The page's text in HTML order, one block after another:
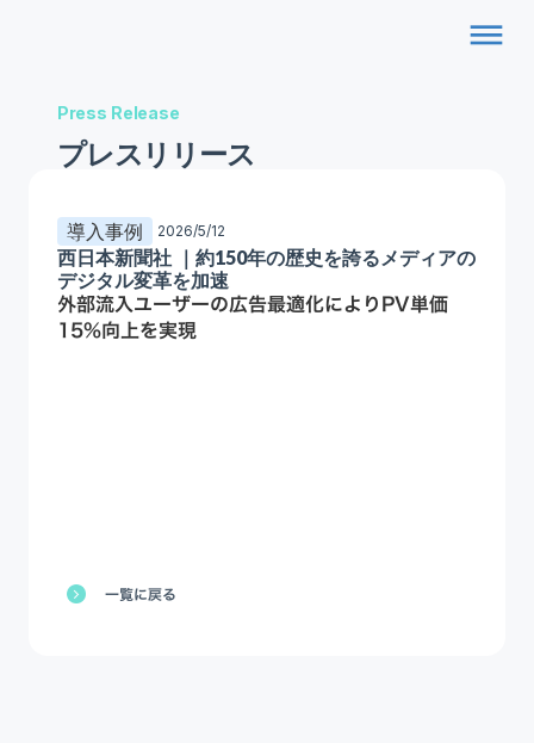
dehaze
Press Release
プレスリリース
導入事例 2026/5/12
西日本新聞社 ｜約150年の歴史を誇るメディアの
デジタル変革を加速
外部流入ユーザーの広告最適化によりPV単価
15%向上を実現
一覧に戻る